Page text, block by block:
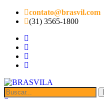
contato@brasvil.com
(31) 3565-1800